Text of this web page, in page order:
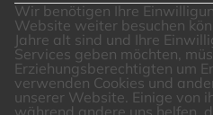
Wir benötigen Ihre
Website weiter besuchen
Jahre alt sind und Ihre
Services geben möchten,
Erziehungsberechtigten um
verwenden Cookies und
unserer Website. Einige von
während andere uns helfen,